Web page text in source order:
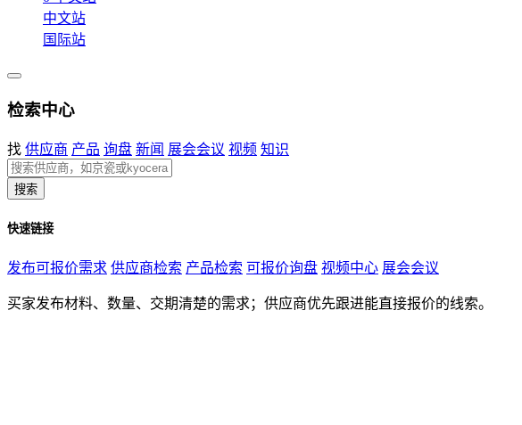
中文站
国际站
检索中心
找 供应商 产品 询盘 新闻 展会会议 视频 知识
搜索
快速链接
发布可报价需求 供应商检索 产品检索 可报价询盘 视频中心 展会会议
买家发布材料、数量、交期清楚的需求；供应商优先跟进能直接报价的线索。